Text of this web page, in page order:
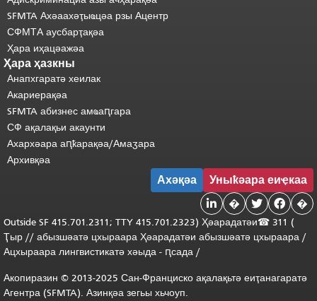
SFMTA Ахәаахәҭыҩцәа рзы Ацентр
СФМТА аусбарҭақәа
Ҳара иҳацәажәа
Ҳара ҳазкны
Анапхгаратә хеилак
Акариерақәа
SFMTA абизнес амҩаԥгара
СФ ақалақьи акаунти
Ахархәара аԥҟарақәа/Амаӡара
Архивқәа
Уныҟәара еиҿкаа
Ахәқәа
�


�

☎ 311 (
Outside SF 415.701.2311; TTY 415.701.2323) Ҳәарадатәи
абызшәатә цхыраара /
Ҳәарадатәи
абызшәатә цхыраара
/
Ҭыр /
Ацхыраара лингвистикатә хәыда - ԥсада /
Акопиразин © 2013-2025 Сан-Франциско ақалақьтә еиҭанагаратә
Агентра (SFMTA). Азинқәа зегьы хьчоуп.